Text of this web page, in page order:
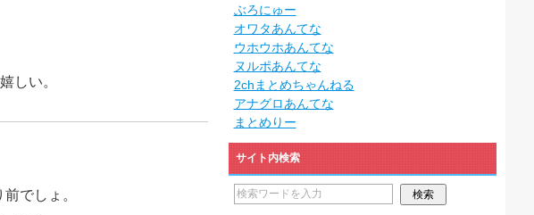
しい。
でしょ。
ぶろにゅー
オワタあんてな
ウホウホあんてな
ヌルポあんてな
2chまとめちゃんねる
アナグロあんてな
まとめりー
サイト内検索